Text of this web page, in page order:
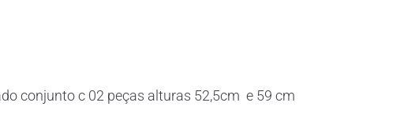
conjunto c 02 peças alturas 52,5cm e 59 cm